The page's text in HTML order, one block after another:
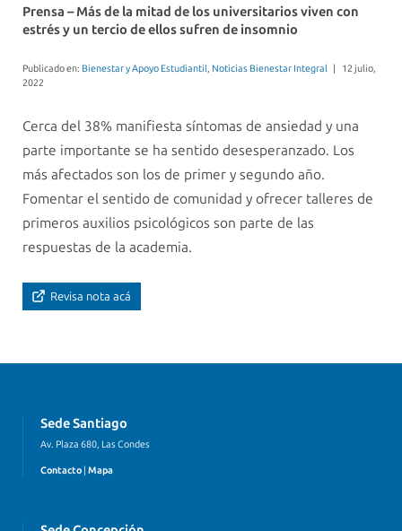
NOTICIAS
ATENCIÓN
Prensa – Más de la mitad de los universitarios viven con
estrés y un tercio de ellos sufren de insomnio
Publicado en: Bienestar y Apoyo Estudiantil, Noticias Bienestar Integral |
12 julio,
2022
Cerca del 38% manifiesta síntomas de ansiedad y una
parte importante se ha sentido desesperanzado. Los
más afectados son los de primer y segundo año.
Fomentar el sentido de comunidad y ofrecer talleres de
primeros auxilios psicológicos son parte de las
respuestas de la academia.
Revisa nota acá
Sede Santiago
Av. Plaza 680, Las Condes
Contacto | Mapa